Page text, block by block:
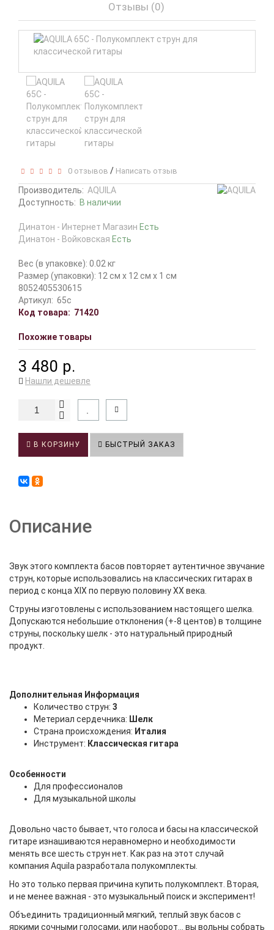
Отзывы (0)
0 отзывов / Написать отзыв
Производитель: AQUILA
Доступность: В наличии
Динатон - Интернет Магазин Есть
Динатон - Войковская Есть
Вес (в упаковке): 0.02 кг
Размер (упаковки): 12 см x 12 см x 1 см
8052405530615
Артикул: 65c
Код товара: 71420
Похожие товары
3 480 р.
Нашли дешевле
В КОРЗИНУ БЫСТРЫЙ ЗАКАЗ
Описание
Звук этого комплекта басов повторяет аутентичное звучание
струн, которые использовались на классических гитарах в
период с конца XIX по первую половину XX века.
Струны изготовлены с использованием настоящего шелка.
Допускаются небольшие отклонения (+-8 центов) в толщине
струны, поскольку шелк - это натуральный природный
продукт.
Дополнительная Информация
Количество струн: 3
Метериал сердечника: Шелк
Страна происхождения: Италия
Инструмент: Классическая гитара
Особенности
Для профессионалов
Для музыкальной школы
Довольно часто бывает, что голоса и басы на классической
гитаре изнашиваются неравномерно и необходимости
менять все шесть струн нет. Как раз на этот случай
компания Aquila разработала полукомплекты.
Но это только первая причина купить полукомплект. Вторая,
и не менее важная - это музыкальный поиск и эксперимент!
Объединить традиционный мягкий, теплый звук басов с
яркими сочными голосами, или наоборот... вы вольны собрать